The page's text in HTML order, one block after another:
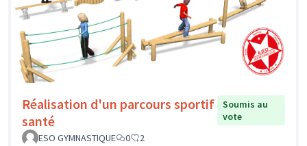
Réalisation d'un parcours sportif
santé
Soumis au
vote
ESO GYMNASTIQUE
0 2